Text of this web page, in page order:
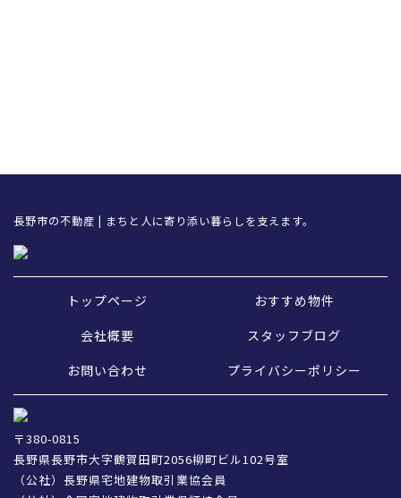
長野市の不動産 | まちと人に寄り添い暮らしを支えます。
トップページ
おすすめ物件
会社概要
スタッフブログ
お問い合わせ
プライバシーポリシー
〒380-0815
長野県長野市大字鶴賀田町2056柳町ビル102号室
（公社）長野県宅地建物取引業協会員